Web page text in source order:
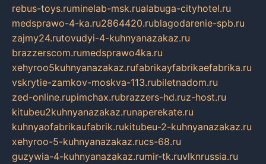
rebus-toys.ruminelab-msk.rualabuga-cityhotel.ru
medsprawo-4-ka.ru2864420.rublagodarenie-spb.ru
zajmy24.rutovudyi-4-kuhnyanazakaz.ru
brazzerscom.rumedsprawo4ka.ru
xehyroo5kuhnyanazakaz.rufabrikayfabrikaefabrika.ru
vskrytie-zamkov-moskva-113.rubiletnadom.ru
zed-online.rupimchax.rubrazzers-hd.ruz-host.ru
kitubeu2kuhnyanazakaz.runaperekate.ru
kuhnyaofabrikaufabrik.rukitubeu-2-kuhnyanazakaz.ru
xehyroo-5-kuhnyanazakaz.rucs-68.ru
guzywia-4-kuhnyanazakaz.rumir-tk.ruvlknrussia.ru